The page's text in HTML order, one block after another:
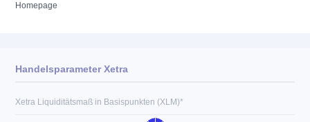
Homepage
Handelsparameter Xetra
Xetra Liquiditätsmaß in Basispunkten (XLM)*